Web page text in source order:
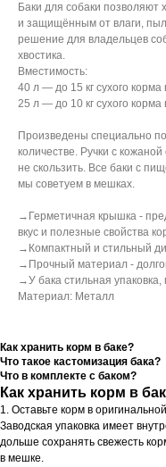
Баки для собаки позволяют
и защищённым от влаги,
решение для владельцев
хвостика.
Вместимость:
40 л — до 15 кг сухого корма
25 л — до 10 кг сухого корма
Произведены специально
количестве. Ручки с
не скользить. Все баки с
мы советуем в мешках.
→Герметичная крышка -
вкус и полезные свойства
→Компактный и стильный
→Прочный материал -
→У бака стильная упаковка,
Материал: Металл
Как хранить корм в баке?
Что такое кастомизация бака?
Что в комплекте с баком?
Как хранить корм в
1. Оставьте корм в
Заводская упаковка имеет
дольше сохранять свежесть
в мешке.